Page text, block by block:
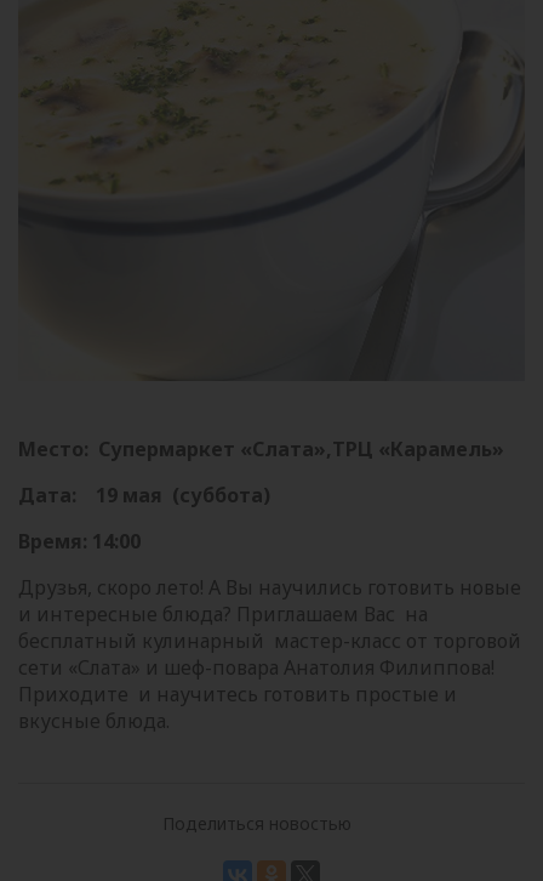
Место: Супермаркет «Слата»,ТРЦ «Карамель»
Дата: 19 мая (суббота)
Время: 14:00
Друзья, скоро лето! А Вы научились готовить новые
и интересные блюда? Приглашаем Вас на
бесплатный кулинарный мастер-класс от торговой
сети «Слата» и шеф-повара Анатолия Филиппова!
Приходите и научитесь готовить простые и
вкусные блюда.
Поделиться новостью